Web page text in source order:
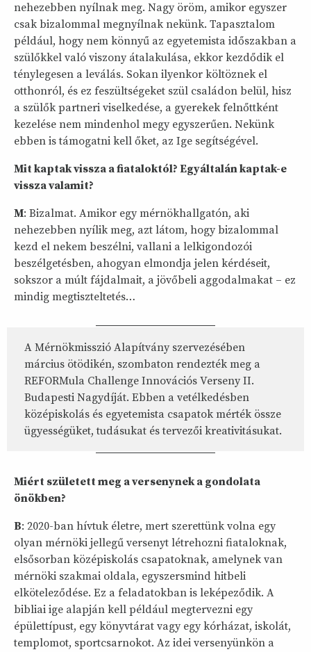
nehezebben nyílnak meg. Nagy öröm, amikor egyszer
csak bizalommal megnyílnak nekünk. Tapasztalom
például, hogy nem könnyű az egyetemista időszakban a
szülőkkel való viszony átalakulása, ekkor kezdődik el
ténylegesen a leválás. Sokan ilyenkor költöznek el
otthonról, és ez feszültségeket szül családon belül, hisz
a szülők partneri viselkedése, a gyerekek felnőttként
kezelése nem mindenhol megy egyszerűen. Nekünk
ebben is támogatni kell őket, az Ige segítségével.
Mit kaptak vissza a fiataloktól? Egyáltalán kaptak-e
vissza valamit?
M: Bizalmat. Amikor egy mérnökhallgatón, aki
nehezebben nyílik meg, azt látom, hogy bizalommal
kezd el nekem beszélni, vallani a lelkigondozói
beszélgetésben, ahogyan elmondja jelen kérdéseit,
sokszor a múlt fájdalmait, a jövőbeli aggodalmakat – ez
mindig megtiszteltetés…
A Mérnökmisszió Alapítvány szervezésében
március ötödikén, szombaton rendezték meg a
REFORMula Challenge Innovációs Verseny II.
Budapesti Nagydíját. Ebben a vetélkedésben
középiskolás és egyetemista csapatok mérték össze
ügyességüket, tudásukat és tervezői kreativitásukat.
Miért született meg a versenynek a gondolata
önökben?
B: 2020-ban hívtuk életre, mert szerettünk volna egy
olyan mérnöki jellegű versenyt létrehozni fiataloknak,
elsősorban középiskolás csapatoknak, amelynek van
mérnöki szakmai oldala, egyszersmind hitbeli
elköteleződése. Ez a feladatokban is leképeződik. A
bibliai ige alapján kell például megtervezni egy
épülettípust, egy könyvtárat vagy egy kórházat, iskolát,
templomot, sportcsarnokot. Az idei versenyünkön a